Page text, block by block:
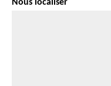
Nous localiser